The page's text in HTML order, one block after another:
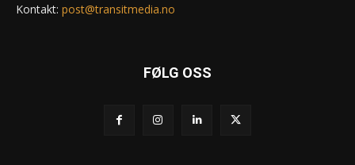
Kontakt: post@transitmedia.no
FØLG OSS